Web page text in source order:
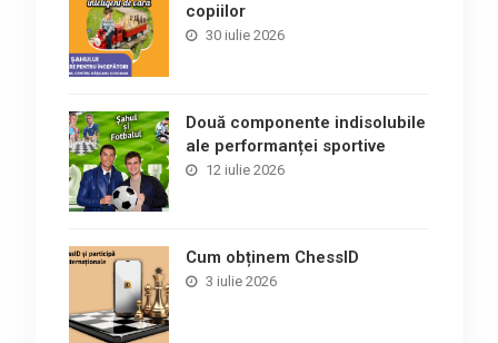
copiilor
30 iulie 2026
Două componente indisolubile
ale performanței sportive
12 iulie 2026
Cum obținem ChessID
3 iulie 2026